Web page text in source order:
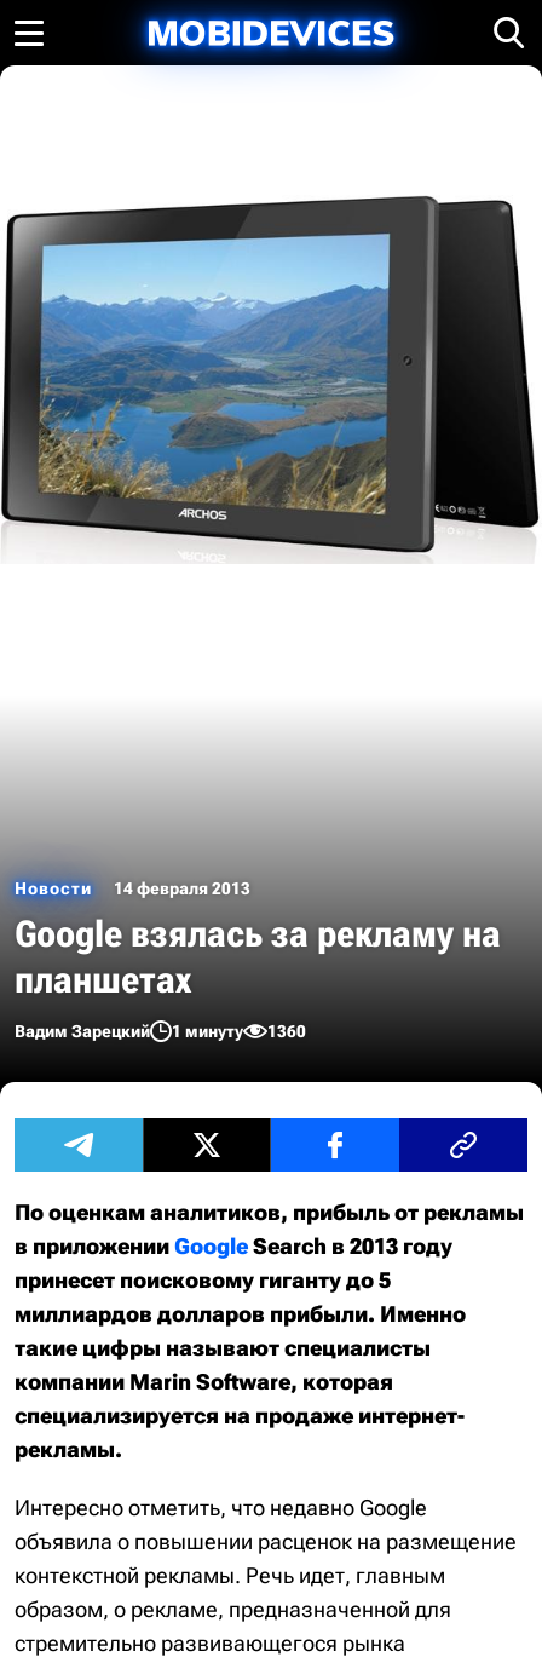
Новости 14 февраля 2013
Google взялась за рекламу на
планшетах
Вадим Зарецкий 1 минуту 1360
По оценкам аналитиков, прибыль от рекламы
в приложенииGoogleSearch в 2013 году
принесет поисковому гиганту до 5
миллиардов долларов прибыли. Именно
такие цифры называют специалисты
компании Marin Software, которая
специализируется на продаже интернет-
рекламы.
Интересно отметить, что недавно Google
объявила о повышении расценок на размещение
контекстной рекламы. Речь идет, главным
образом, о рекламе, предназначенной для
стремительно развивающегося рынка